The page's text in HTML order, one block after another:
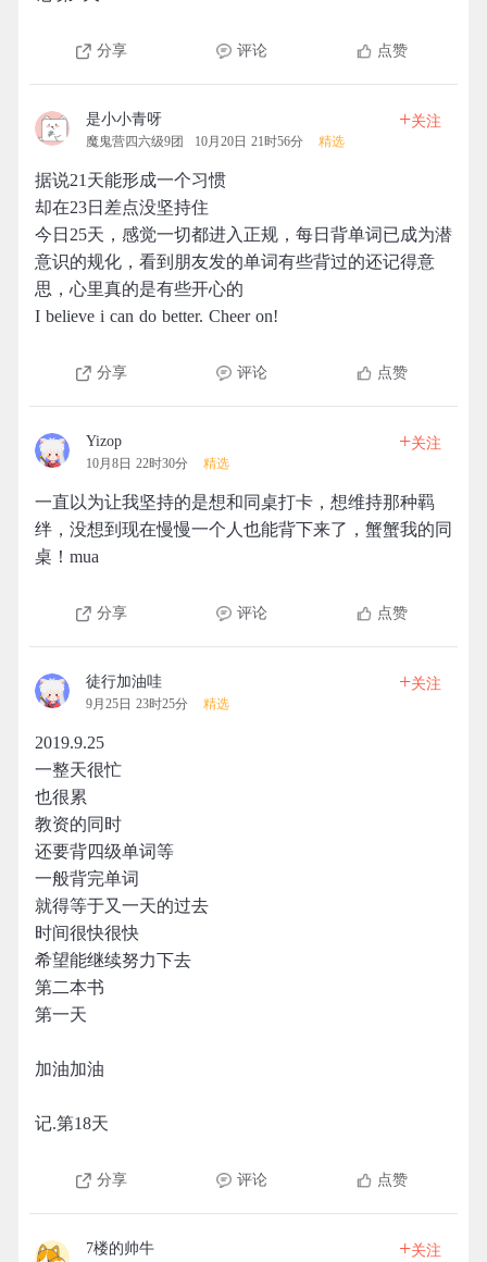
分享 评论 点赞
是小小青呀
魔鬼营四六级9团 10月20日 21时56分 精选
+关注
据说21天能形成一个习惯
却在23日差点没坚持住
今日25天，感觉一切都进入正规，每日背单词已成为潜
意识的规化，看到朋友发的单词有些背过的还记得意
思，心里真的是有些开心的
I believe i can do better. Cheer on!
分享 评论 点赞
Yizop
10月8日 22时30分 精选
+关注
一直以为让我坚持的是想和同桌打卡，想维持那种羁
绊，没想到现在慢慢一个人也能背下来了，蟹蟹我的同
桌！mua
分享 评论 点赞
徒行加油哇
9月25日 23时25分 精选
+关注
2019.9.25
一整天很忙
也很累
教资的同时
还要背四级单词等
一般背完单词
就得等于又一天的过去
时间很快很快
希望能继续努力下去
第二本书
第一天
加油加油
记.第18天
分享 评论 点赞
7楼的帅牛 +关注